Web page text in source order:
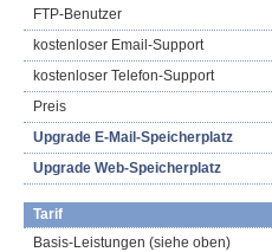
FTP-Benutzer
kostenloser Email-Support
kostenloser Telefon-Support
Preis
Upgrade E-Mail-Speicherplatz
Upgrade Web-Speicherplatz
Tarif
Basis-Leistungen (siehe oben)